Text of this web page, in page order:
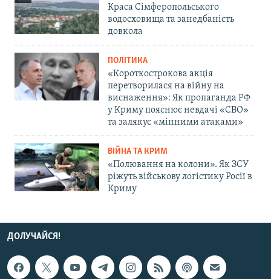
Краса Сімферопольського
водосховища та занедбаність
довкола
ПОЛІТИКА
«Короткострокова акція
перетворилася на війну на
виснаження»: Як пропаганда РФ
у Криму пояснює невдачі «СВО»
та залякує «мінними атаками»
ВІЙНА ТА КРИМ
«Полювання на колони». Як ЗСУ
ріжуть військову логістику Росії в
Криму
ДОЛУЧАЙСЯ!